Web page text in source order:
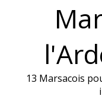
13 Marsacois